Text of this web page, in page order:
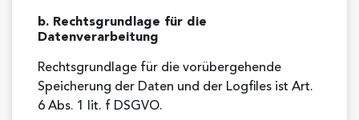
b. Rechtsgrundlage für die
Datenverarbeitung
Rechtsgrundlage für die vorübergehende
Speicherung der Daten und der Logfiles ist Art.
6 Abs. 1 lit. f DSGVO.